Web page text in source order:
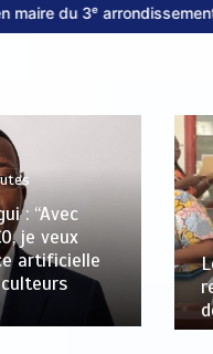
Centrafrique :
: “Avec
je veux
artificielle